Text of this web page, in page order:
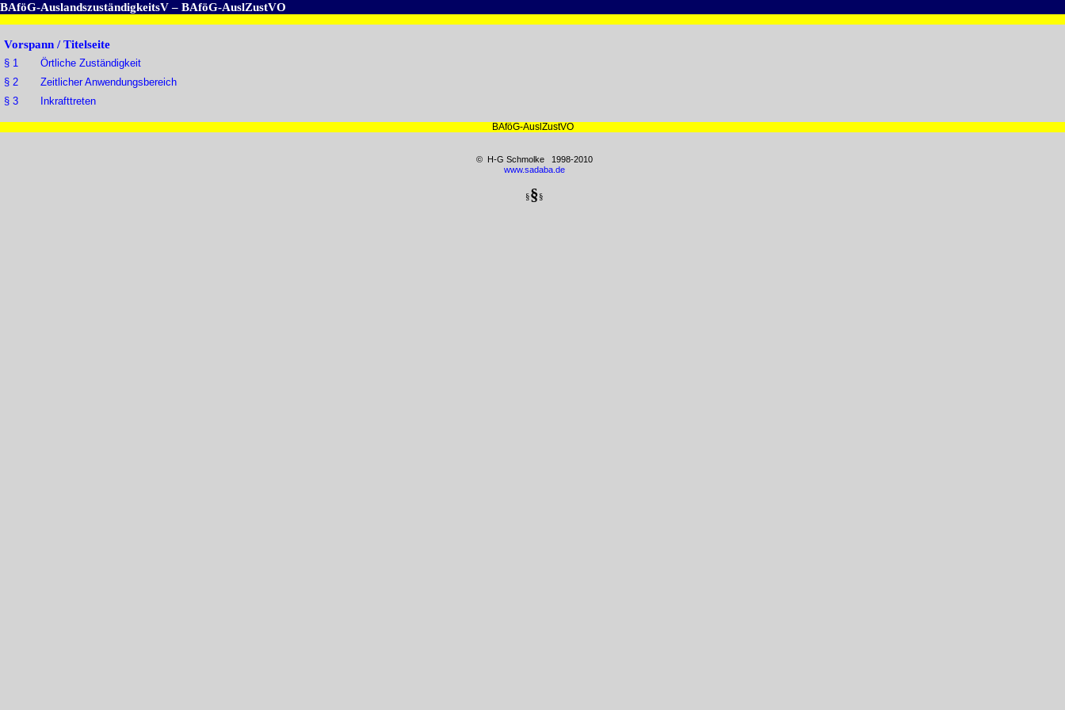
BAföG-AuslandszuständigkeitsV – BAföG-AuslZustVO
Vorspann / Titelseite
§ 1 Örtliche Zuständigkeit
§ 2 Zeitlicher Anwendungsbereich
§ 3 Inkrafttreten
BAföG-AuslZustVO
© H-G Schmolke 1998-2010
www.sadaba.de
§§§